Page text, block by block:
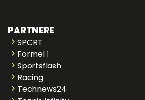
PARTNERE
SPORT
Formel 1
Sportsflash
Racing
Technews24